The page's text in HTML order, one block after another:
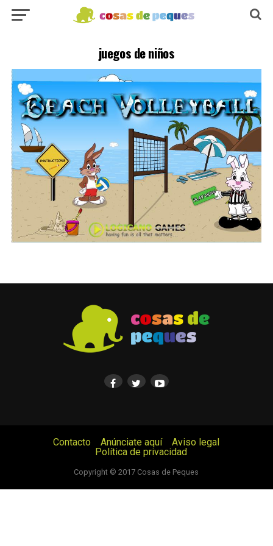
juegos de niños
Contacto Anúnciate aquí
Aviso legal
Política de privacidad
Copyright © 2017 Cosas de Peques